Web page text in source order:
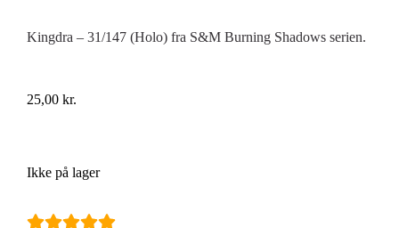
Kingdra – 31/147 (Holo) fra S&M Burning Shadows serien.
25,00 kr.
Ikke på lager